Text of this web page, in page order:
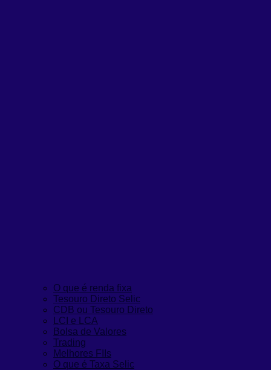
O que é renda fixa
Tesouro Direto Selic
CDB ou Tesouro Direto
LCI e LCA
Bolsa de Valores
Trading
Melhores FIIs
O que é Taxa Selic